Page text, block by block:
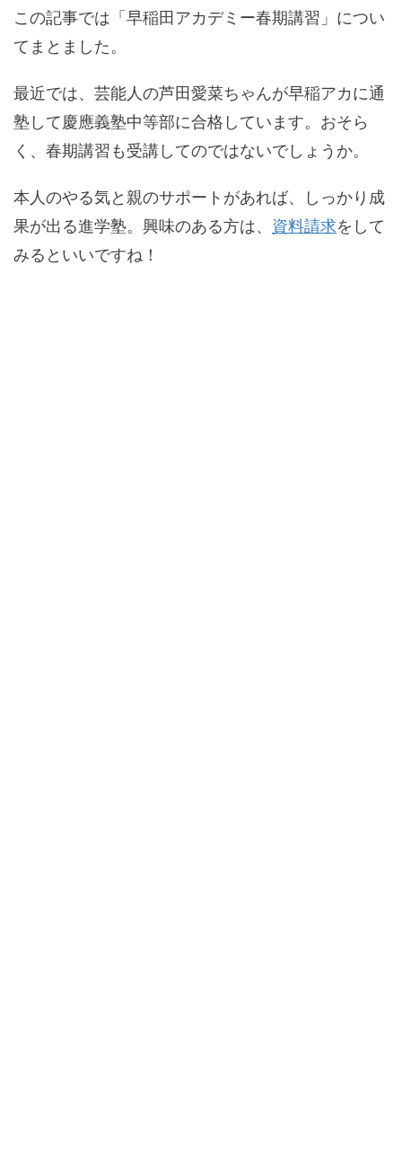
この記事では「早稲田アカデミー春期講習」につい
てまとました。
最近では、芸能人の芦田愛菜ちゃんが早稲アカに通
塾して慶應義塾中等部に合格しています。おそら
く、春期講習も受講してのではないでしょうか。
本人のやる気と親のサポートがあれば、しっかり成
果が出る進学塾。興味のある方は、 資料請求をして
みるといいですね！